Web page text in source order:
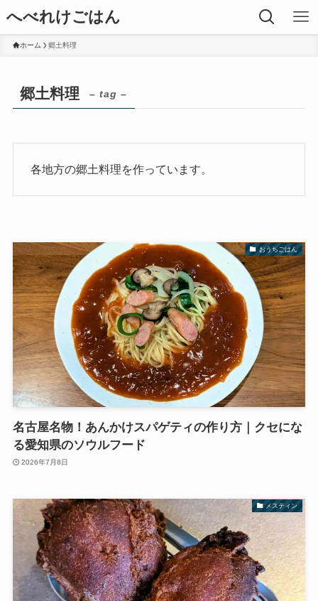
へべれけごはん
ホーム 郷土料理
郷土料理 – tag –
各地方の郷土料理を作っています。
おうちごはん
名古屋名物！あんかけスパゲティの作り方｜クセにな
る愛知県のソウルフード
2026年7月8日
メスティン